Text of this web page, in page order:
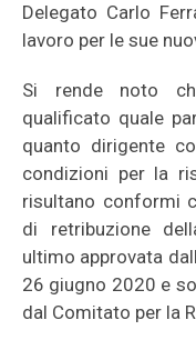
Delegato Carlo
lavoro per le sue
Si rende noto
qualificato quale
quanto dirigente
condizioni per la
risultano conformi
di retribuzione
ultimo approvata
26 giugno 2020 e
dal Comitato per la